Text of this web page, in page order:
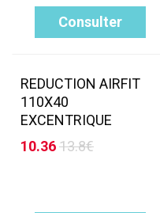
Consulter
REDUCTION AIRFIT
110X40
EXCENTRIQUE
10.3613.8€